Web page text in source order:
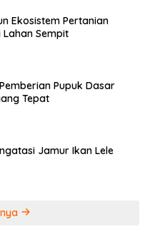
Ekosistem Pertanian
Sempit
Pupuk Dasar
Tepat
Jamur Ikan Lele